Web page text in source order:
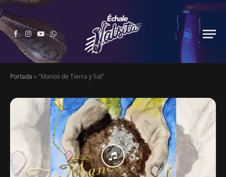
Facebook
Instagram
YouTubeWhatsApp
Portada » "Manos de Tierra y Sal"